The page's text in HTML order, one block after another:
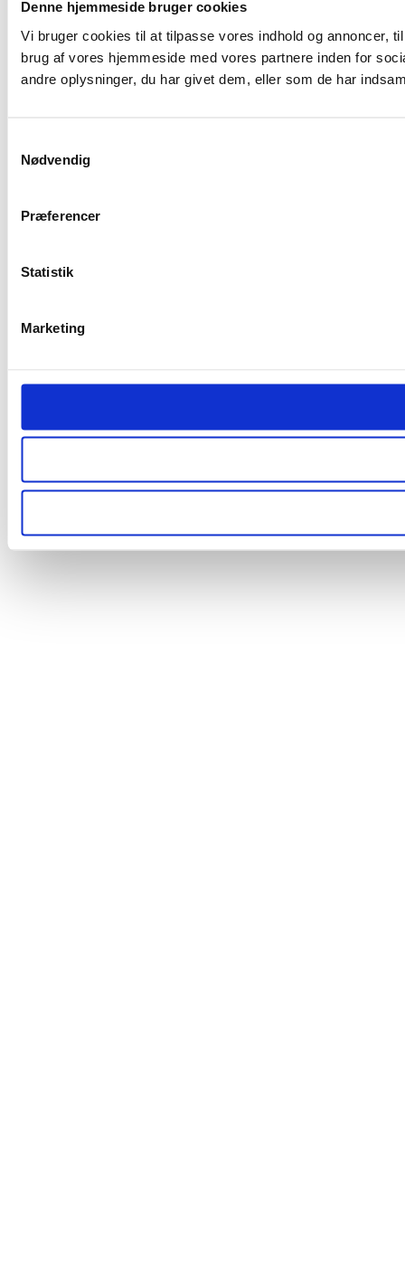
Denne hjemmeside bruger cookies
Vi bruger cookies til at tilpasse vores indhold og annoncer,
brug af vores hjemmeside med vores partnere inden for
andre oplysninger, du har givet dem, eller som de har
Nødvendig
Præferencer
Statistik
Marketing